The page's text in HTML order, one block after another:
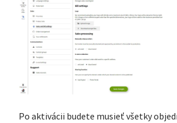
Po aktivácii budete musieť všetky